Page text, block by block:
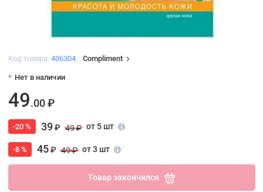
Код товара: 406304 Compliment
Нет в наличии
49.00 ₽
-20 % 39₽ 49 ₽ от 5 шт
-8 % 45₽ 49 ₽ от 3 шт
Товар закончился